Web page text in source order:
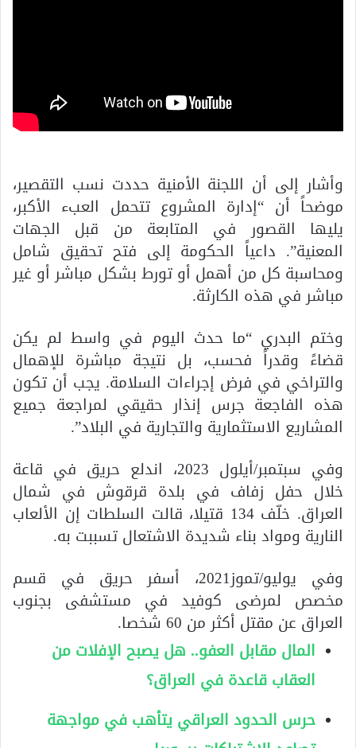
وأشار إلى أن اللجنة الأمنية حددت نسب التقصير،
موضحاً أن “إدارة المشروع تتحمل العبء الأكبر،
يليها القصور في المتابعة من قبل الجهات
المعنية”. داعياً الحكومة إلى فتح تحقيق شامل
ومحاسبة كل من أهمل أو تورط بشكل مباشر أو غير
مباشر في هذه الكارثة.
وختم البدري “ما حدث اليوم في واسط لم يكن
قضاءً وقدراً فحسب، بل نتيجة مباشرة للإهمال
والتراخي في فرض إجراءات السلامة. يجب أن تكون
هذه الفاجعة جرس إنذار حقيقي لمراجعة جميع
المشاريع الاستثمارية والتجارية في البلاد”.
وفي سبتمبر/أيلول 2023، اندلع حريق في قاعة
خلال حفل زفاف في بلدة قرقوش في شمال
العراق. خلّف 134 قتيلا، قالت السلطات إن الألعاب
النارية ومواد بناء شديدة الاشتعال تسببت به.
وفي يوليو/تموز2021، أسفر حريق في قسم
مخصص لمرضى كوفيد في مستشفى بجنوب
العراق عن مقتل أكثر من 60 شخصا.
المال مقابل العفو.. هل يصبح الإفلات من
العقاب قاعدة في العراق؟
حرس الحدود العراقي يتأهب في مواجهة